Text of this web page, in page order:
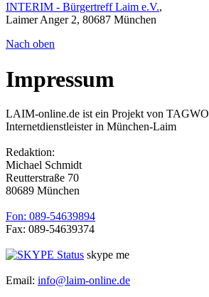
INTERIM - Bürgertreff Laim e.V.,
Laimer Anger 2, 80687 München
Nach oben
Impressum
LAIM-online.de ist ein Projekt von
Internetdienstleister in München-Laim
Redaktion:
Michael Schmidt
Reutterstraße 70
80689 München
Fon: 089-54639894
Fax: 089-54639374
skype me
Email: info@laim-online.de